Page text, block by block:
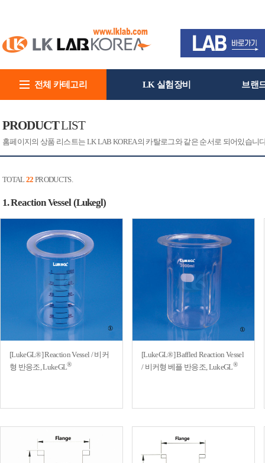
전체 카테고리 LK 실험장비 브랜
PRODUCTLIST
홈페이지의 상품 리스트는 LK LAB KOREA의 카탈로그와 같은 순서로 되어있습
TOTAL 22 PRODUCTS.
1. Reaction Vessel (Lukegl)
[LukeGL®] Reaction Vessel / 비커
형 반응조, LukeGL®
[LukeGL®] Baffled Reaction Vessel
/ 비커형 베플 반응조, LukeGL®